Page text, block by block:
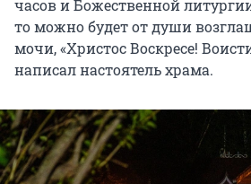
часов и Божественной
то можно будет от души
мочи, «Христос Воскресе!
написал настоятель храма.